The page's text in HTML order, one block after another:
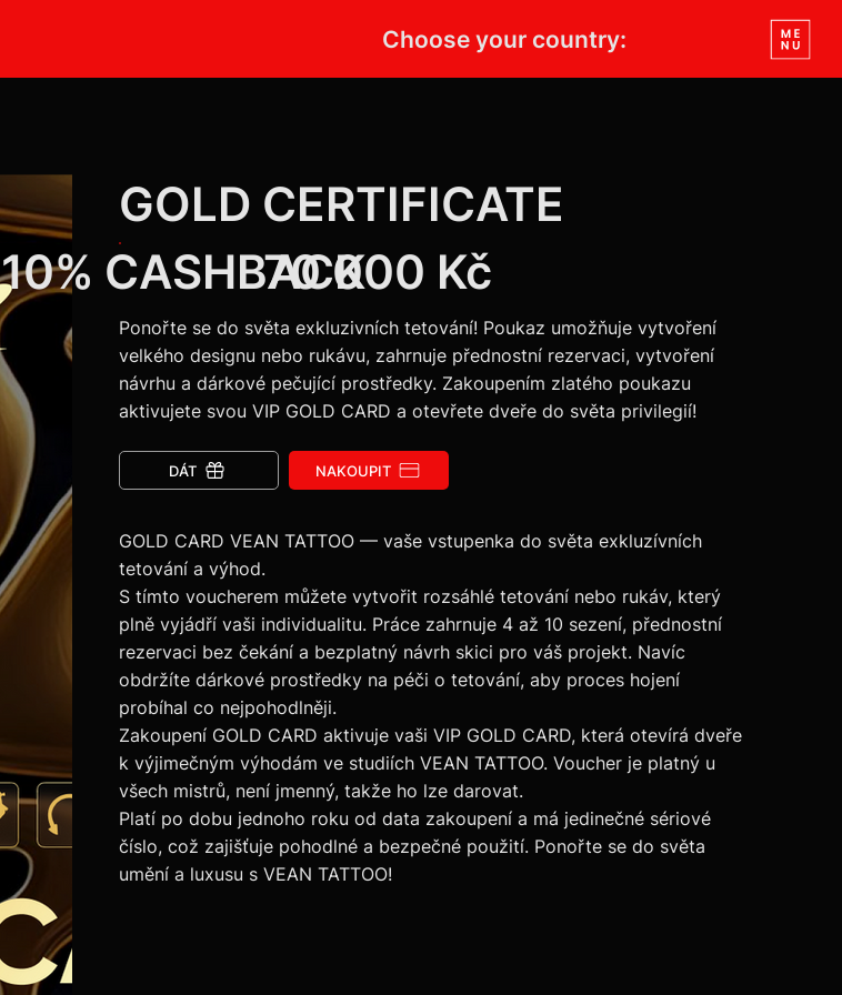
Choose your country:
GOLD CERTIFICATE
10% CASHBACK70 000 Kč
Ponořte se do světa exkluzivních tetování! Poukaz umožňuje vytvoření
velkého designu nebo rukávu, zahrnuje přednostní rezervaci, vytvoření
návrhu a dárkové pečující prostředky. Zakoupením zlatého poukazu
aktivujete svou VIP GOLD CARD a otevřete dveře do světa privilegií!
DÁT NAKOUPIT
GOLD CARD VEAN TATTOO — vaše vstupenka do světa exkluzívních
tetování a výhod.
S tímto voucherem můžete vytvořit rozsáhlé tetování nebo rukáv, který
plně vyjádří vaši individualitu. Práce zahrnuje 4 až 10 sezení, přednostní
rezervaci bez čekání a bezplatný návrh skici pro váš projekt. Navíc
obdržíte dárkové prostředky na péči o tetování, aby proces hojení
probíhal co nejpohodlněji.
Zakoupení GOLD CARD aktivuje vaši VIP GOLD CARD, která otevírá dveře
k výjimečným výhodám ve studiích VEAN TATTOO. Voucher je platný u
všech mistrů, není jmenný, takže ho lze darovat.
Platí po dobu jednoho roku od data zakoupení a má jedinečné sériové
číslo, což zajišťuje pohodlné a bezpečné použití. Ponořte se do světa
umění a luxusu s VEAN TATTOO!